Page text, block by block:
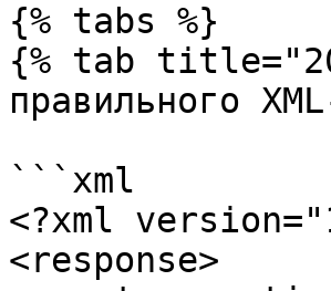
{% tabs %}
{% tab
правильного
```xml
<?xml
<response>